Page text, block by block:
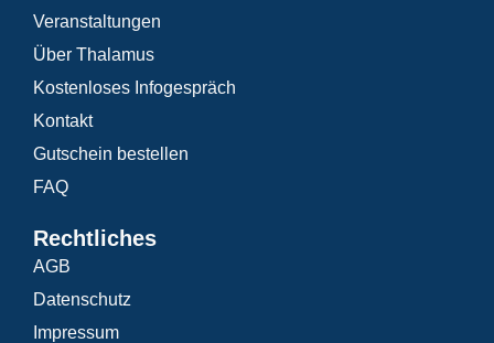
Veranstaltungen
Über Thalamus
Kostenloses Infogespräch
Kontakt
Gutschein bestellen
FAQ
Rechtliches
AGB
Datenschutz
Impressum